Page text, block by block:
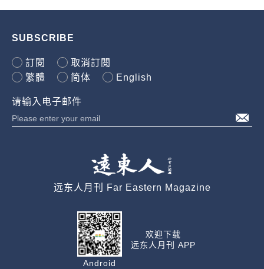
SUBSCRIBE
訂閱
取消訂閱
繁體
简体 English
请输入电子邮件
远东人月刊 Far Eastern Magazine
Android
欢迎下载
远东人月刊 APP